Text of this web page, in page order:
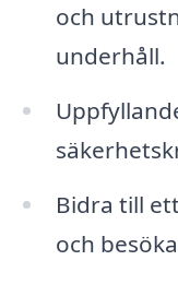
och
underhåll.
Bidra till
och